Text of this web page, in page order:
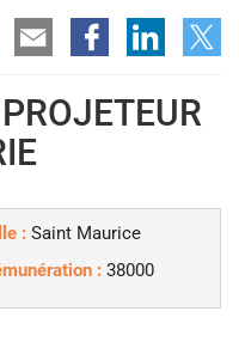
: Saint Maurice
: 38000